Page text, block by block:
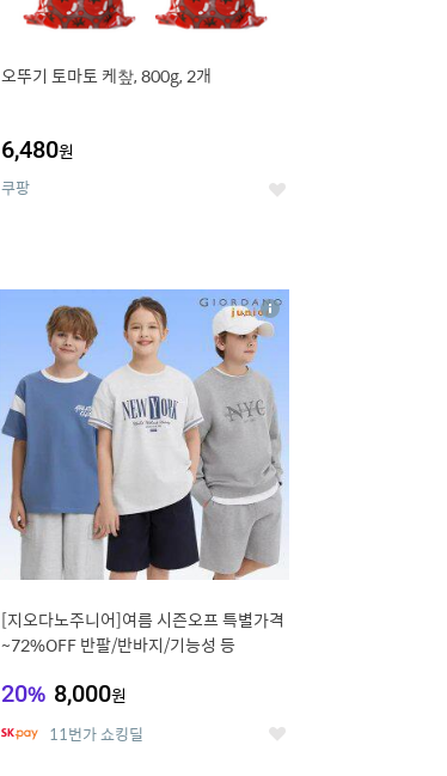
오뚜기 토마토 케챂, 800g, 2개
6,480원
쿠팡 좋
8
[지오다노주니어]여름 시즌오프 특별가격
~72%OFF 반팔/반바지/기능성 등
20% 8,000원
11번가 쇼킹딜 좋
상
세